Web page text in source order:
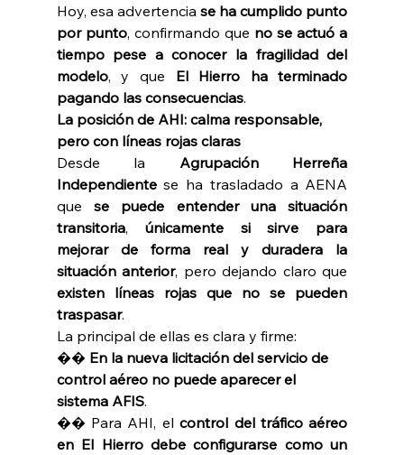
Hoy, esa advertencia se ha cumplido punto
por punto, confirmando que no se actuó a
tiempo pese a conocer la fragilidad del
modelo, y que El Hierro ha terminado
pagando las consecuencias.
La posición de AHI: calma responsable,
pero con líneas rojas claras
Desde la Agrupación Herreña
Independiente se ha trasladado a AENA
que se puede entender una situación
transitoria, únicamente si sirve para
mejorar de forma real y duradera la
situación anterior
existen líneas rojas que no se pueden
traspasar.
La principal de ellas es clara y firme:
�� En la nueva licitación del servicio de
control aéreo no puede aparecer el
sistema AFIS.
�� Para AHI, el control del tráfico aéreo
en El Hierro debe configurarse como un